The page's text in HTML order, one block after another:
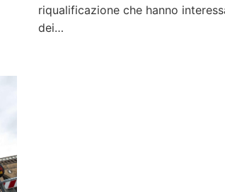
riqualificazione che hanno
dei…